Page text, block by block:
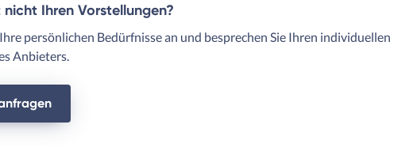
Ihren Vorstellungen?
persönlichen Bedürfnisse an und besprechen Sie Ihren individuellen
Anbieters.